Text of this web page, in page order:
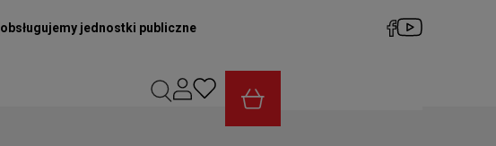
obsługujemy jednostki publiczne